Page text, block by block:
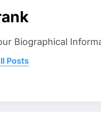
Biographical
Posts